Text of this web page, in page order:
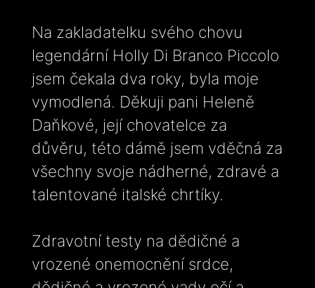
Na zakladatelku svého chovu
legendární Holly Di Branco Piccolo
jsem čekala dva roky, byla moje
vymodlená. Děkuji pani Heleně
Daňkové, její chovatelce za
důvěru, této dámě jsem vděčná za
všechny svoje nádherné, zdravé a
talentované italské chrtíky.
Zdravotní testy na dědičné a
vrozené onemocnění srdce,